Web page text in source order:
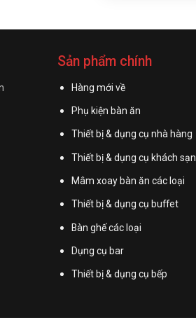
Sản phẩm chính
Hàng mới về
Phụ kiện bàn ăn
Thiết bị & dụng cụ nhà hàng
Thiết bị & dụng cụ khách sạn
Mâm xoay bàn ăn các loại
Thiết bị & dụng cụ buffet
Bàn ghế các loại
Dụng cụ bar
Thiết bị & dụng cụ bếp